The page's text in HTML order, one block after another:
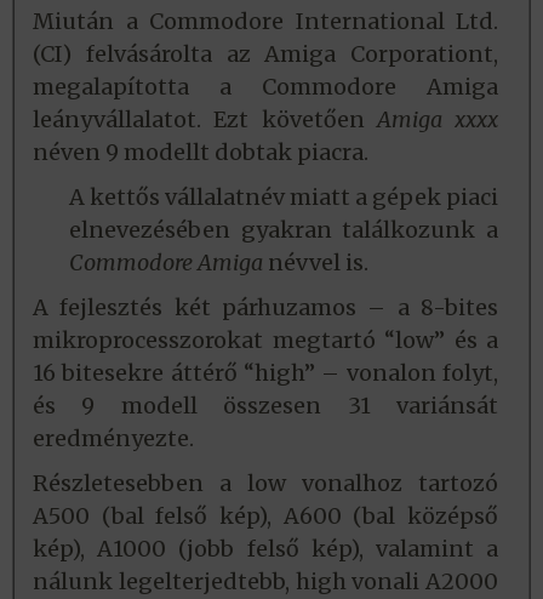
Miután a Commodore International Ltd.
(CI) felvásárolta az Amiga Corporationt,
megalapította a Commodore Amiga
leányvállalatot. Ezt követőenAmiga xxxx
néven 9 modellt dobtak piacra.
A kettős vállalatnév miatt a gépek piaci
elnevezésében gyakran találkozunk a
Commodore Amiga névvel is.
A fejlesztés két párhuzamos – a 8-bites
mikroprocesszorokat megtartó “low” és a
16 bitesekre áttérő “high” – vonalon folyt,
és 9 modell összesen 31 variánsát
eredményezte.
Részletesebben a low vonalhoz tartozó
A500 (bal felső kép), A600 (bal középső
kép), A1000 (jobb felső kép), valamint a
nálunk legelterjedtebb, high vonali A2000